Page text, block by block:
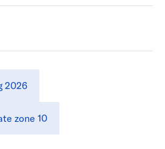
2026
zone 10